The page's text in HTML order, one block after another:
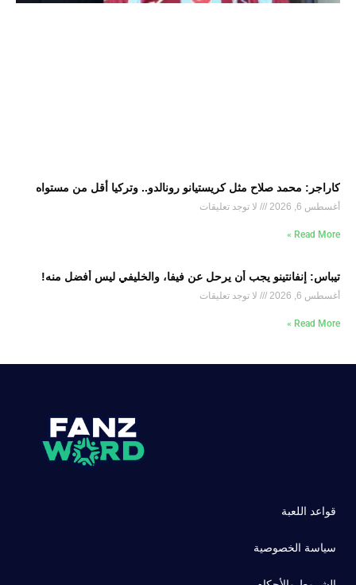
كاراجر: محمد صلاح مثل كريستيانو رونالدو.. وتركيا أقل من مستواه
أغسطس 6, 2026 لا توجد تعليقات
Read More »
تيباس: إنفانتينو يجب أن يرحل عن فيفا، والخليفي ليس أفضل منه!
أغسطس 6, 2026 لا توجد تعليقات
Read More »
قواعد اللعبة
سياسة الخصوصية